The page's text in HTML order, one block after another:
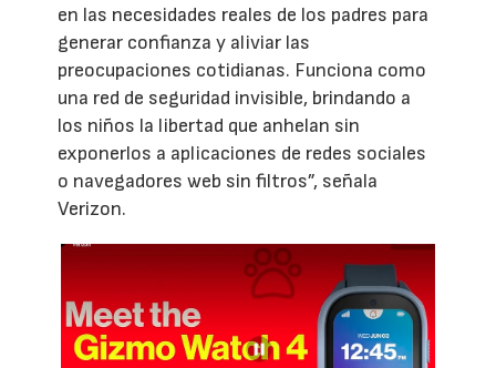
en las necesidades reales de los padres para
generar confianza y aliviar las
preocupaciones cotidianas. Funciona como
una red de seguridad invisible, brindando a
los niños la libertad que anhelan sin
exponerlos a aplicaciones de redes sociales
o navegadores web sin filtros”, señala
Verizon.